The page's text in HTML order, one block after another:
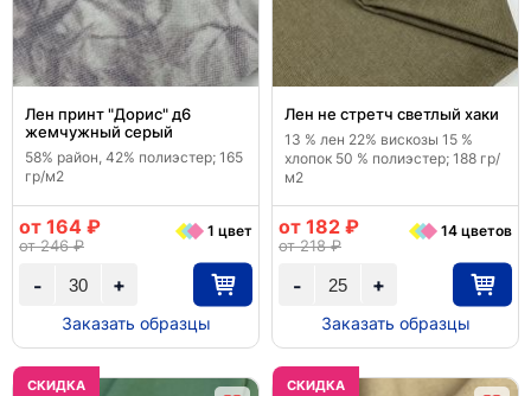
Лен принт "Дорис" д6
жемчужный серый
58% район, 42% полиэстер; 165
гр/м2
+
-
от 164 ₽
от 246 ₽
1 цвет
Заказать образцы
Лен не стретч светлый хаки
13 % лен 22% вискозы 15 %
хлопок 50 % полиэстер; 188 гр/
м2
+
-
от 182 ₽
от 218 ₽
14 цветов
Заказать образцы
CКИДКА CКИДКА